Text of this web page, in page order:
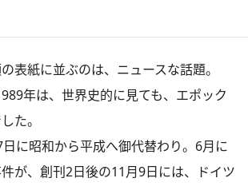
表紙に並ぶのは、ニュースな話題。
年は、世界史的に見ても、エポック
た。
に昭和から平成へ御代替わり。6月に
が、創刊2日後の11月9日には、ドイツ